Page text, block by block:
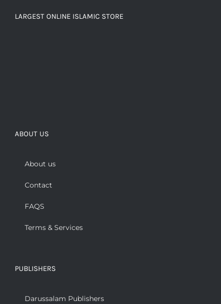
LARGEST ONLINE ISLAMIC STORE
ABOUT US
About us
Contact
FAQS
Terms & Services
PUBLISHERS
Darussalam Publishers